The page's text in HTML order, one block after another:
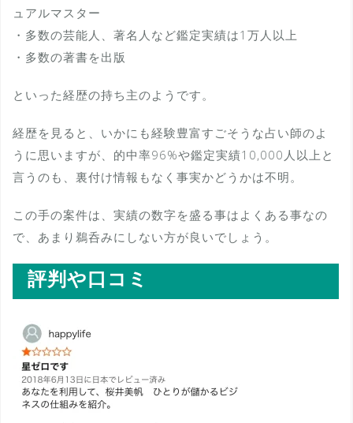
ュアルマスター
・多数の芸能人、著名人など鑑定実績は1万人以上
・多数の著書を出版
といった経歴の持ち主のようです。
経歴を見ると、いかにも経験豊富すごそうな占い師のよ
うに思いますが、的中率96%や鑑定実績10,000人以上と
言うのも、裏付け情報もなく事実かどうかは不明。
この手の案件は、実績の数字を盛る事はよくある事なの
で、あまり鵜呑みにしない方が良いでしょう。
評判や口コミ